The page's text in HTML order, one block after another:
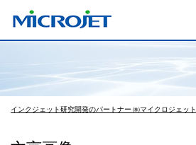
インクジェット研究開発のパートナー ㈱マイクロジェット